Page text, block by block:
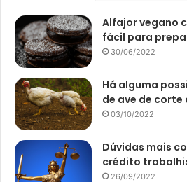
Alfajor vegano
fácil para
30/06/2022
Há alguma
de ave de corte
03/10/2022
Dúvidas mais
crédito
26/09/2022